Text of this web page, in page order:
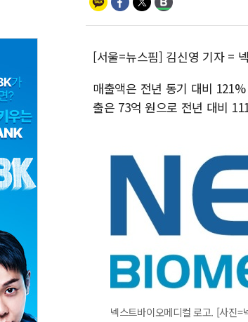
[서울=뉴스핌] 김신영 기자 =
매출액은 전년 동기 대비
출은 73억 원으로 전년 대비
넥스트바이오메디컬 로고. [사진=